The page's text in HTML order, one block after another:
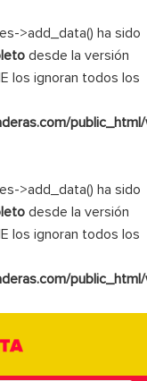
>add_data() ha sido
desde la versión
los ignoran todos los
>add_data() ha sido
desde la versión
los ignoran todos los